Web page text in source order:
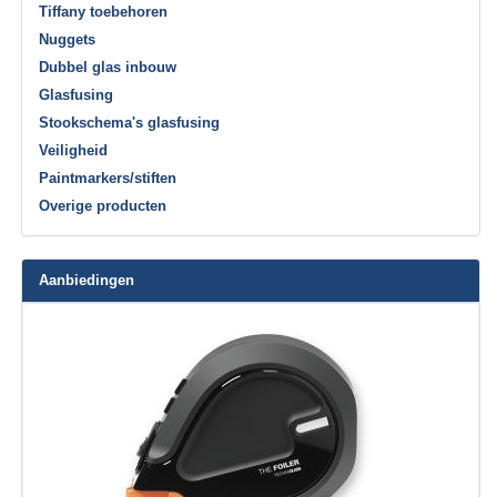
Tiffany toebehoren
Nuggets
Dubbel glas inbouw
Glasfusing
Stookschema's glasfusing
Veiligheid
Paintmarkers/stiften
Overige producten
Aanbiedingen